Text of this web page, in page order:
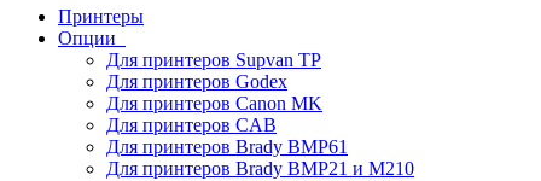
Принтеры
Опции
Для принтеров Supvan TP
Для принтеров Godex
Для принтеров Canon MK
Для принтеров CAB
Для принтеров Brady BMP61
Для принтеров Brady BMP21 и M210